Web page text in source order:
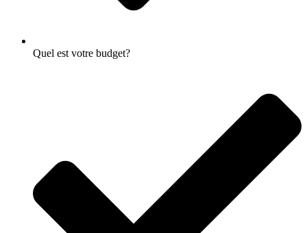
Quel est votre budget?